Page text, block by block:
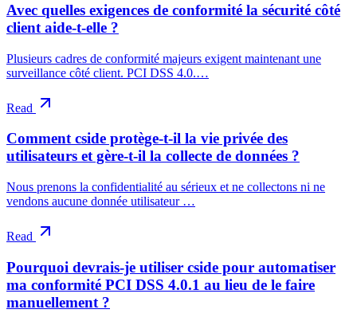
Avec quelles exigences de conformité la sécurité côté
client aide-t-elle ?
Plusieurs cadres de conformité majeurs exigent maintenant une
surveillance côté client. PCI DSS 4.0.…
Read
Comment cside protège-t-il la vie privée des
utilisateurs et gère-t-il la collecte de données ?
Nous prenons la confidentialité au sérieux et ne collectons ni ne
vendons aucune donnée utilisateur …
Read
Pourquoi devrais-je utiliser cside pour automatiser
ma conformité PCI DSS 4.0.1 au lieu de le faire
manuellement ?